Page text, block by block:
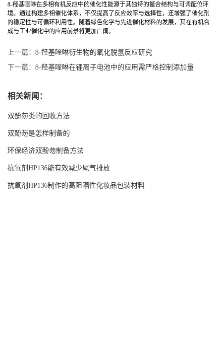
8-羟基喹啉在多相有机反应中的催化性能源于其独特的螯合结构与可调配位环
境。通过构建多相催化体系，不仅提高了反应效率与选择性，还增强了催化剂
的稳定性与可循环利用性。随着绿色化学与先进催化材料的发展，其在有机合
成与工业催化中的应用前景将更加广阔。
上一篇： 8-羟基喹啉衍生物的氧化脱氢反应研究
下一篇： 8-羟基喹啉在锂离子电池中的应用需严格控制添加量
相关新闻：
双酚芴类的回收方法
双酚芴是怎样制备的
环保经济双酚芴制备方法
抗氧剂HP136能有效减少尾气排放
抗氧剂HP136制作的高阻隔性化妆品包装材料